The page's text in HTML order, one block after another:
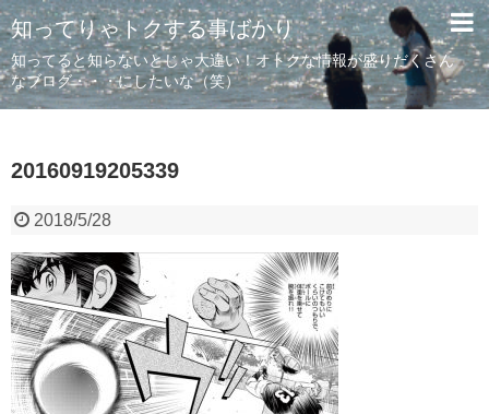
知ってりゃトクする事ばかり
知ってると知らないとじゃ大違い！オトクな情報が盛りだくさん
なブログ・・・にしたいな（笑）
20160919205339
2018/5/28